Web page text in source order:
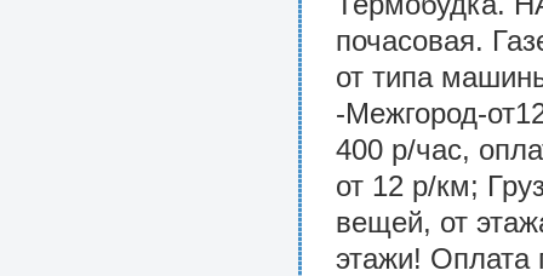
почасовая.
от типа
-Межгород-
400 р/час,
от 12 р/км;
вещей, от
этажи! Оплата